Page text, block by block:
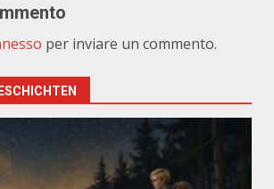
per inviare un commento.